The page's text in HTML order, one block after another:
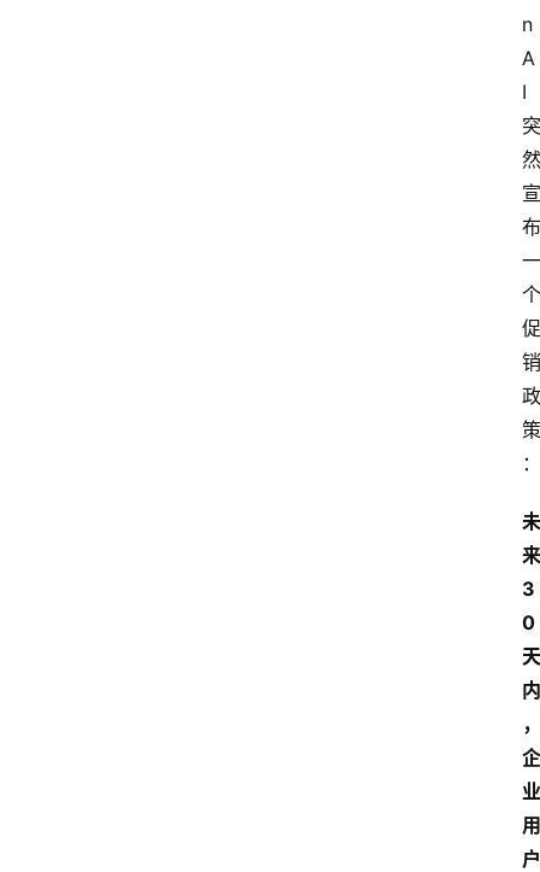
n
A
I
突
然
宣
布
一
个
促
销
政
策
：
未
来
3
0
天
内
，
企
业
用
户